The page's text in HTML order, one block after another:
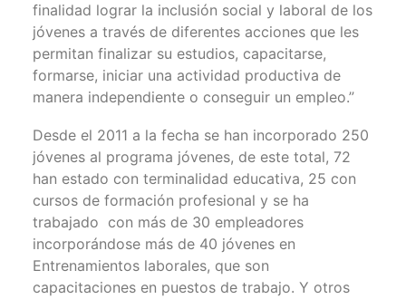
finalidad lograr la inclusión social y laboral de los
jóvenes a través de diferentes acciones que les
permitan finalizar su estudios, capacitarse,
formarse, iniciar una actividad productiva de
manera independiente o conseguir un empleo.”
Desde el 2011 a la fecha se han incorporado 250
jóvenes al programa jóvenes, de este total, 72
han estado con terminalidad educativa, 25 con
cursos de formación profesional y se ha
trabajado con más de 30 empleadores
incorporándose más de 40 jóvenes en
Entrenamientos laborales, que son
capacitaciones en puestos de trabajo. Y otros